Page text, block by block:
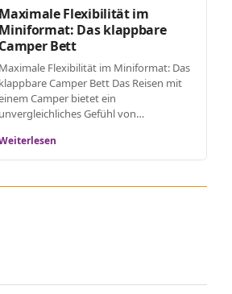
Maximale Flexibilität im
Miniformat: Das klappbare
Camper Bett
Maximale Flexibilität im Miniformat: Das
klappbare Camper Bett Das Reisen mit
Camper bietet ein
unvergleichliches Gefühl von…